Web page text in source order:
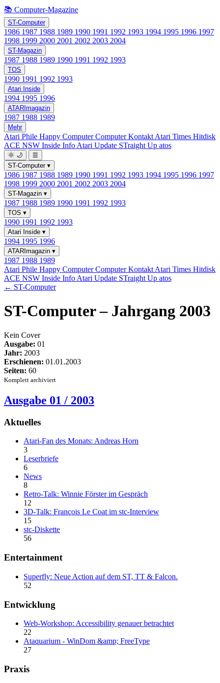
📚 Computer-Magazine
ST-Computer
1986 1987 1988 1989 1990 1991 1992 1993 1994 1995 1996 1997
1998 1999 2000 2001 2002 2003 2004
ST-Magazin
1987 1988 1989 1990 1991 1992 1993
TOS
1990 1991 1992 1993
Atari Inside
1994 1995 1996
ATARImagazin
1987 1988 1989
Mehr
Atari Phile Happy ComputerComputer Kontakt Atari Times Hitdisk
ACE NSW Inside Info Atari Update STraight Up atos
🌞 🌙
☰
ST-Computer ▾
1986 1987 1988 1989 1990 1991 1992 1993 1994 1995 1996 1997
1998 1999 2000 2001 2002 2003 2004
ST-Magazin ▾
1987 1988 1989 1990 1991 1992 1993
TOS ▾
1990 1991 1992 1993
Atari Inside ▾
1994 1995 1996
ATARImagazin ▾
1987 1988 1989
Atari Phile Happy ComputerComputer Kontakt Atari Times Hitdisk
ACE NSW Inside Info Atari Update STraight Up atos
← ST-Computer
ST-Computer – Jahrgang 2003
Kein Cover
Ausgabe: 01
Jahr: 2003
Erschienen: 01.01.2003
Seiten: 60
Komplett archiviert
Ausgabe 01 / 2003
Aktuelles
Atari-Fan des Monats: Andreas Horn
3
Leserbriefe
6
News
8
Retro-Talk: Winnie Förster im Gespräch
12
3D-Talk: François Le Coat im stc-Interview
15
stc-Diskette
56
Entertainment
Superfly: Neue Action auf dem ST, TT & Falcon.
52
Entwicklung
Web-Workshop: Accessibility genauer betrachtet
22
Ataquarium - WinDom &amp; FreeType
27
Praxis